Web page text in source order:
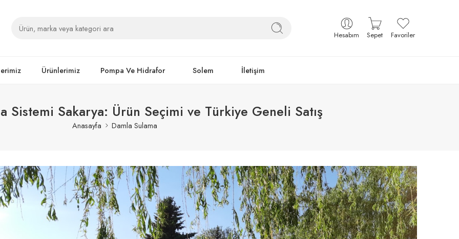
Hesabım Sepet Favoriler
Ürünlerimiz Pompa Ve Hidrafor Solem İletişim
Sistemi Sakarya: Ürün Seçimi ve Türkiye Geneli Satış
Anasayfa Damla Sulama